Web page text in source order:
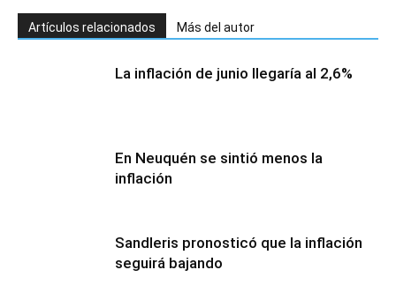
Artículos relacionados Más del autor
La inflación de junio llegaría al 2,6%
En Neuquén se sintió menos la
inflación
Sandleris pronosticó que la inflación
seguirá bajando